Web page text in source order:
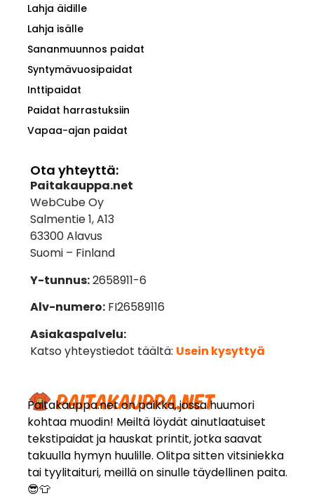
Paitakauppa.net on paikka, jossa huumori
kohtaa muodin! Meiltä löydät ainutlaatuiset
tekstipaidat ja hauskat printit, jotka saavat
takuulla hymyn huulille. Olitpa sitten vitsiniekka
tai tyylitaituri, meillä on sinulle täydellinen paita.
😎👕
Lahja äidille
Lahja isälle
Sananmuunnos paidat
Syntymävuosipaidat
Inttipaidat
Paidat harrastuksiin
Vapaa-ajan paidat
Ota yhteyttä:
Paitakauppa.net
WebCube Oy
Salmentie 1, A13
63300 Alavus
Suomi – Finland
Y-tunnus:2658911-6
Alv-numero:FI26589116
Asiakaspalvelu:
Katso yhteystiedot täältä: Usein kysyttyä